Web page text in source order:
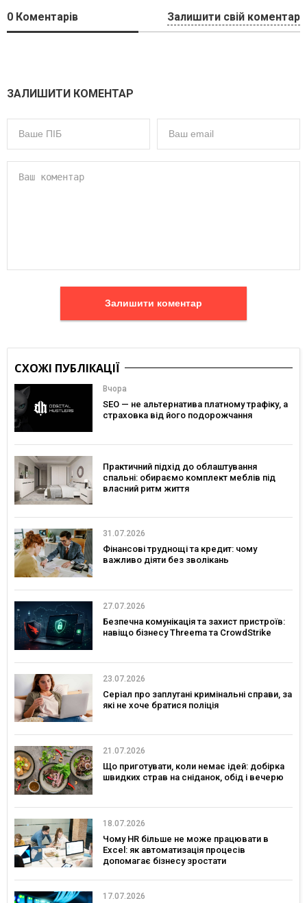
0 Коментарів Залишити свій коментар
ЗАЛИШИТИ КОМЕНТАР
Залишити коментар
СХОЖІ ПУБЛІКАЦІЇ
Вчора
SEO — не альтернатива платному трафіку, а
страховка від його подорожчання
Практичний підхід до облаштування
спальні: обираємо комплект меблів під
власний ритм життя
31.07.2026
Фінансові труднощі та кредит: чому
важливо діяти без зволікань
27.07.2026
Безпечна комунікація та захист пристроїв:
навіщо бізнесу Threema та CrowdStrike
23.07.2026
Серіал про заплутані кримінальні справи, за
які не хоче братися поліція
21.07.2026
Що приготувати, коли немає ідей: добірка
швидких страв на сніданок, обід і вечерю
18.07.2026
Чому HR більше не може працювати в
Excel: як автоматизація процесів
допомагає бізнесу зростати
17.07.2026